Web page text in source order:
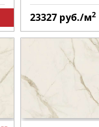
23327 руб./м2